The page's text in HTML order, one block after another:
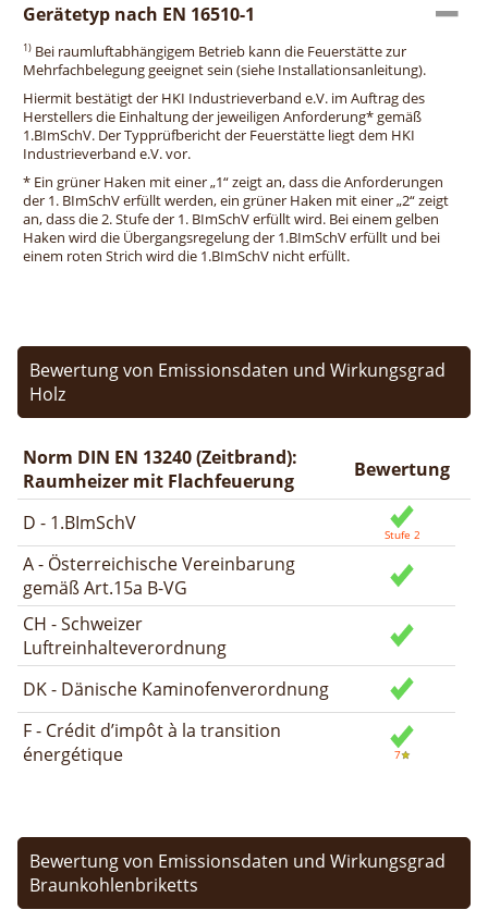
Gerätetyp nach EN 16510-1
1) Bei raumluftabhängigem Betrieb kann die Feuerstätte zur
Mehrfachbelegung geeignet sein (siehe Installationsanleitung).
Hiermit bestätigt der HKI Industrieverband e.V. im Auftrag des
Herstellers die Einhaltung der jeweiligen Anforderung* gemäß
1.BImSchV. Der Typprüfbericht der Feuerstätte liegt dem HKI
Industrieverband e.V. vor.
* Ein grüner Haken mit einer „1“ zeigt an, dass die Anforderungen
der 1. BImSchV erfüllt werden, ein grüner Haken mit einer „2“ zeigt
an, dass die 2. Stufe der 1. BImSchV erfüllt wird. Bei einem gelben
Haken wird die Übergangsregelung der 1.BImSchV erfüllt und bei
einem roten Strich wird die 1.BImSchV nicht erfüllt.
Bewertung von Emissionsdaten und Wirkungsgrad
Holz
Norm DIN EN 13240 (Zeitbrand):
Raumheizer mit Flachfeuerung
Bewertung
D - 1.BImSchV
A - Österreichische Vereinbarung
gemäß Art.15a B-VG
CH - Schweizer
Luftreinhalteverordnung
DK - Dänische Kaminofenverordnung
F - Crédit d’impôt à la transition
énergétique
Bewertung von Emissionsdaten und Wirkungsgrad
Braunkohlenbriketts